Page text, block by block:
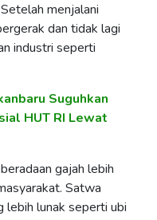
menjalani
dan tidak lagi
industri seperti
Suguhkan
HUT RI Lewat
gajah lebih
Satwa
lebih lunak seperti ubi